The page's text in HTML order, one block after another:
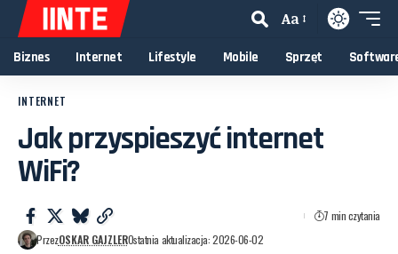
Aa
Biznes Internet Lifestyle Mobile Sprzęt
INTERNET
Jak przyspieszyć internet
WiFi?
PrzezOSKAR GAJZLEROstatnia aktualizacja: 2026-06-02
7 min czytania